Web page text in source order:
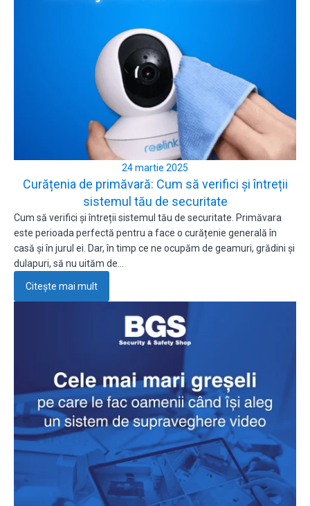
24 martie 2025
Curățenia de primăvară: Cum să verifici și întreții
sistemul tău de securitate
Cum să verifici și întreții sistemul tău de securitate. Primăvara
este perioada perfectă pentru a face o curățenie generală în
casă și în jurul ei. Dar, în timp ce ne ocupăm de geamuri, grădini și
dulapuri, să nu uităm de…
Citește mai mult